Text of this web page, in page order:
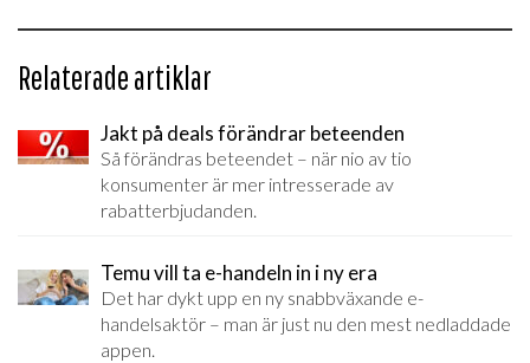
Relaterade artiklar
Jakt på deals förändrar beteenden
Så förändras beteendet – när nio av tio
konsumenter är mer intresserade av
rabatterbjudanden.
Temu vill ta e-handeln in i ny era
Det har dykt upp en ny snabbväxande e-
handelsaktör – man är just nu den mest nedladdade
appen.